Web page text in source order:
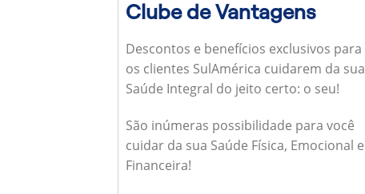
Clube de Vantagens
Descontos e benefícios exclusivos para
os clientes SulAmérica cuidarem da sua
Saúde Integral do jeito certo: o seu!
São inúmeras possibilidade para você
cuidar da sua Saúde Física, Emocional e
Financeira!